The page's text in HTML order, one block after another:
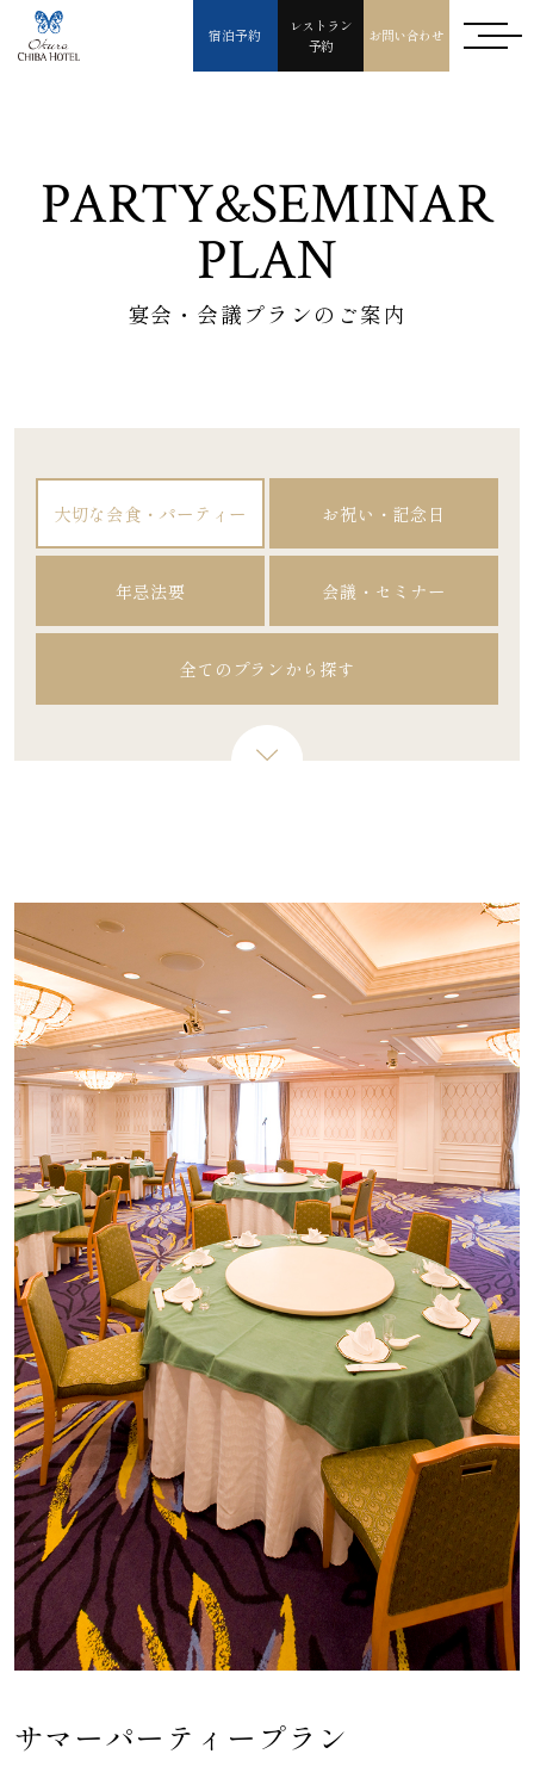
宿泊予約
レストラン
予約
お問い合わせ
PARTY&SEMINAR
PLAN
宴会・会議プランのご案内
大切な会食・パーティー お祝い・記念日
年忌法要 会議・セミナー
全てのプランから探す
サマーパーティープラン